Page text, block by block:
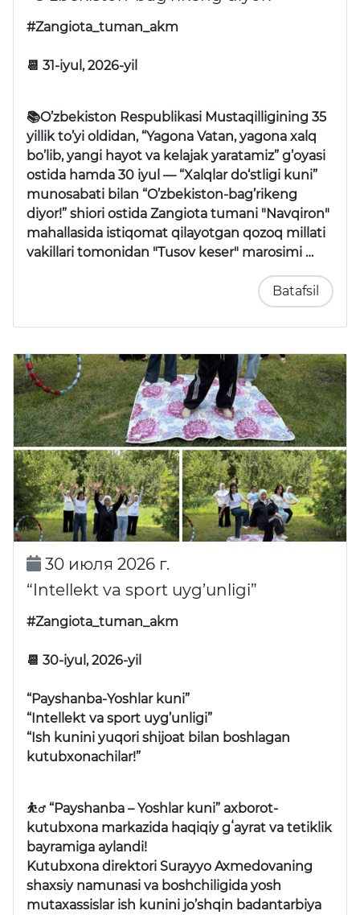
#Zangiota_tuman_akm
📆 31-iyul, 2026-yil
📚O’zbekiston Respublikasi Mustaqilligining 35
yillik to’yi oldidan, “Yagona Vatan, yagona xalq
bo’lib, yangi hayot va kelajak yaratamiz” g’oyasi
ostida hamda 30 iyul — “Xalqlar do‘stligi kuni”
munosabati bilan “O’zbekiston-bag’rikeng
diyor!” shiori ostida Zangiota tumani "Navqiron"
mahallasida istiqomat qilayotgan qozoq millati
vakillari tomonidan "Tusov keser" marosimi …
Batafsil
30 июля 2026 г.
“Intellekt va sport uyg’unligi”
#Zangiota_tuman_akm
📆 30-iyul, 2026-yil
“Payshanba-Yoshlar kuni”
“Intellekt va sport uyg’unligi”
“Ish kunini yuqori shijoat bilan boshlagan
kutubxonachilar!”
⛹️‍♂️ “Payshanba – Yoshlar kuni” axborot-
kutubxona markazida haqiqiy gʻayrat va tetiklik
bayramiga aylandi!
Kutubxona direktori Surayyo Axmedovaning
shaxsiy namunasi va boshchiligida yosh
mutaxassislar ish kunini jo’shqin badantarbiya